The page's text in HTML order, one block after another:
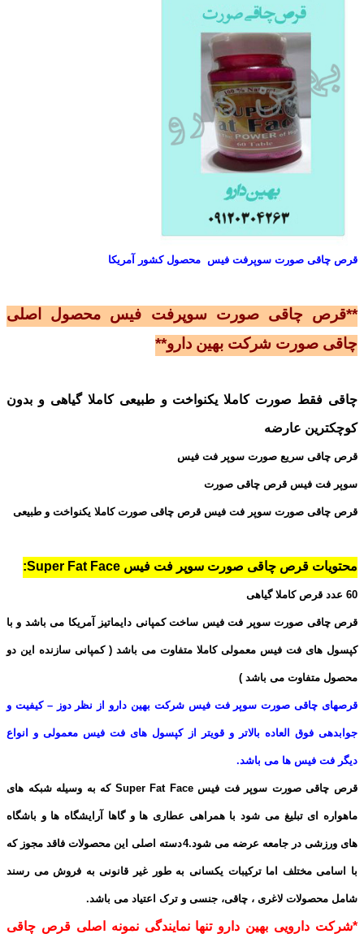
قرص چاقی صورت سوپرفت فیس محصول کشور آمریکا
**قرص چاقی صورت سوپرفت فیس محصول اصلی
چاقی صورت شرکت بهین دارو**
چاقی فقط صورت کاملا یکنواخت و طبیعی کاملا گیاهی و بدون
کوچکترین عارضه
قرص چاقی سریع صورت سوپر فت فیس
سوپر فت فیس قرص چاقی صورت
قرص چاقی صورت سوپر فت فیس قرص چاقی صورت کاملا یکنواخت و طبیعی
محتویات قرص چاقی صورت سوپر فت فیس Super Fat Face:
60 عدد قرص کاملا گیاهی
قرص چاقی صورت سوپر فت فیس ساخت کمپانی دایماتیز آمریکا می باشد و با
کپسول های فت فیس معمولی کاملا متفاوت می باشد ( کمپانی سازنده این دو
محصول متفاوت می باشد )
قرصهای چاقی صورت سوپر فت فیس شرکت بهین دارو از نظر دوز – کیفیت و
جوابدهی فوق العاده بالاتر و قویتر از کپسول های فت فیس معمولی و انواع
دیگر فت فیس ها می باشد.
قرص چاقی صورت سوپر فت فیس Super Fat Face که به وسیله شبکه های
ماهواره ای تبلیغ می شود با همراهی عطاری ها و گاها آرایشگاه ها و باشگاه
های ورزشی در جامعه عرضه می شود.4دسته اصلی این محصولات فاقد مجوز که
با اسامی مختلف اما ترکیبات یکسانی به طور غیر قانونی به فروش می رسند
شامل محصولات لاغری ، چاقی، جنسی و ترک اعتیاد می باشد.
*شرکت دارویی بهین دارو تنها نمایندگی نمونه اصلی قرص چاقی